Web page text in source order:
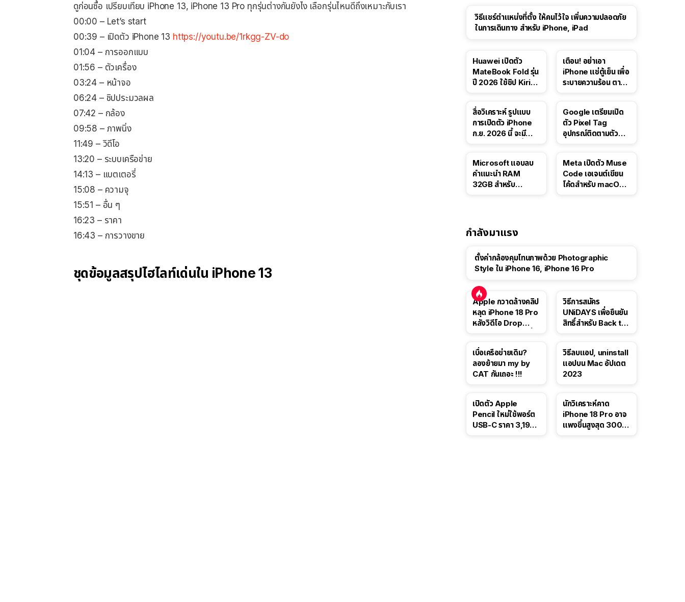
ดูก่อนซื้อ เปรียบเทียบ iPhone 13, iPhone 13 Pro ทุกรุ่นต่างกันยังไง เลือกรุ่นไหนดีถึงเหมาะกับเรา
00:00 – Let’s start
00:39 – เปิดตัว iPhone 13 https://youtu.be/1rkgg-ZV-do
01:04 – การออกแบบ
01:56 – ตัวเครื่อง
03:24 – หน้าจอ
06:24 – ชิปประมวลผล
07:42 – กล้อง
09:58 – ภาพนิ่ง
11:49 – วิดีโอ
13:20 – ระบบเครือข่าย
14:13 – แบตเตอรี่
15:08 – ความจุ
15:51 – อื่น ๆ
16:23 – ราคา
16:43 – การวางขาย
ชุดข้อมูลสรุปไฮไลท์เด่นใน iPhone 13
วิธีแชร์ตำแหน่งที่ตั้ง ให้คนไว้ใจ เพิ่มความปลอดภัย
ในการเดินทาง สำหรับ iPhone, iPad
Huawei เปิดตัว
MateBook Fold รุ่น
ปี 2026 ใช้ชิป Kirin
เตือน! อย่าเอา
iPhone แช่ตู้เย็น เพื่อ
ระบายความร้อน ตาม
สื่อวิเคราะห์ รูปแบบ
การเปิดตัว iPhone
ก.ย. 2026 นี้ จะมี
Google เตรียมเปิด
ตัว Pixel Tag
อุปกรณ์ติดตามตัว
Microsoft แอบลบ
คำแนะนำ RAM
32GB สำหรับ
Meta เปิดตัว Muse
Code เอเจนต์เขียน
โค้ดสำหรับ macOS
กำลังมาแรง
ตั้งค่ากล้องคุมโทนภาพด้วย Photographic
Style ใน iPhone 16, iPhone 16 Pro
Apple กวาดล้างคลิป
หลุด iPhone 18 Pro
หลังวิดีโอ Drop
วิธีการสมัคร
UNiDAYS เพื่อยืนยัน
สิทธิ์สำหรับ Back to
เบื่อเครือข่ายเดิม?
ลองย้ายมา my by
CAT กันเถอะ !!!
วิธีลบแอป, uninstall
แอปบน Mac อัปเดต
2023
เปิดตัว Apple
Pencil ใหม่ใช้พอร์ต
USB-C ราคา 3,190
นักวิเคราะห์คาด
iPhone 18 Pro อาจ
แพงขึ้นสูงสุด 300